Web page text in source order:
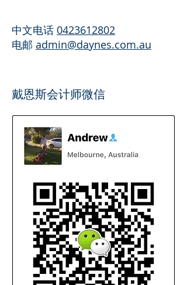
中文电话 0423612802
​电邮 admin@daynes.com.au
戴恩斯会计师微信